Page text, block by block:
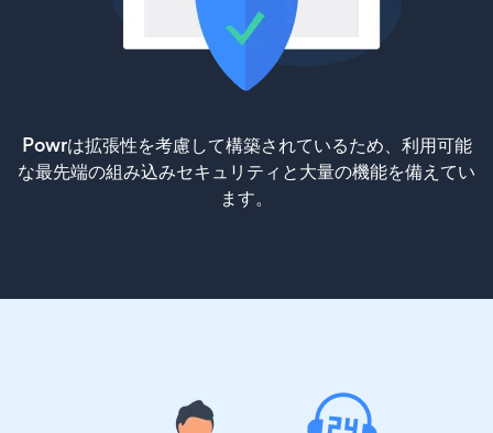
Powrは拡張性を考慮して構築されているため、利用可能
な最先端の組み込みセキュリティと大量の機能を備えてい
ます。